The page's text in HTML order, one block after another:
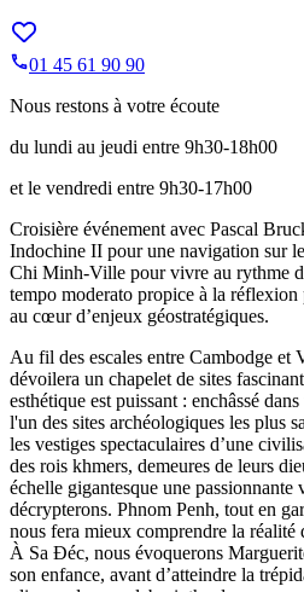
01 45 61 90 90
Nous restons à votre écoute
du lundi au jeudi entre 9h30-18h00
et le vendredi entre 9h30-17h00
Croisière événement avec Pascal
Indochine II pour une navigation sur
Chi Minh-Ville pour vivre au rythme
tempo moderato propice à la
au cœur d’enjeux géostratégiques.
Au fil des escales entre Cambodge et
dévoilera un chapelet de sites
esthétique est puissant : enchâssé
l'un des sites archéologiques les plus
les vestiges spectaculaires d’une
des rois khmers, demeures de leurs
échelle gigantesque une
décrypterons. Phnom Penh, tout en
nous fera mieux comprendre la
À Sa Đéc, nous évoquerons
son enfance, avant d’atteindre la